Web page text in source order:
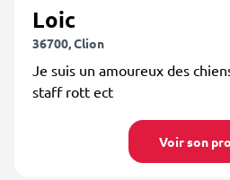
Loic
36700, Clion
Je suis un amoureux des
staff rott ect
Voir son